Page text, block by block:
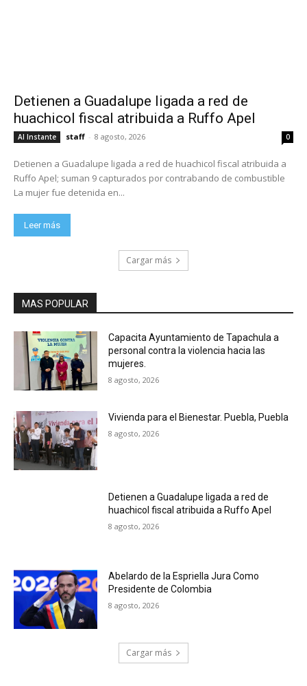
Detienen a Guadalupe ligada a red de
huachicol fiscal atribuida a Ruffo Apel
Al Instante staff - 8 agosto, 2026 0
Detienen a Guadalupe ligada a red de huachicol fiscal atribuida a
Ruffo Apel; suman 9 capturados por contrabando de combustible
La mujer fue detenida en...
Leer más
Cargar más
MAS POPULAR
Capacita Ayuntamiento de Tapachula a
personal contra la violencia hacia las
mujeres.
8 agosto, 2026
Vivienda para el Bienestar. Puebla, Puebla
8 agosto, 2026
Detienen a Guadalupe ligada a red de
huachicol fiscal atribuida a Ruffo Apel
8 agosto, 2026
Abelardo de la Espriella Jura Como
Presidente de Colombia
8 agosto, 2026
Cargar más